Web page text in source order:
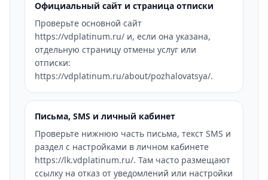
Официальный сайт и страница отписки
Проверьте основной сайт
https://vdplatinum.ru/ и, если она указана,
отдельную страницу отмены услуг или
отписки:
https://vdplatinum.ru/about/pozhalovatsya/.
Письма, SMS и личный кабинет
Проверьте нижнюю часть письма, текст SMS и
раздел с настройками в личном кабинете
https://lk.vdplatinum.ru/. Там часто размещают
ссылку на отказ от уведомлений или настройки